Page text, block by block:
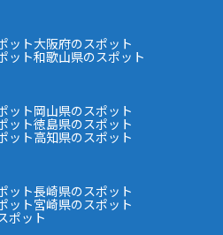
ット大阪府のスポット
ット和歌山県のスポット
ット岡山県のスポット
ット徳島県のスポット
ット高知県のスポット
ット長崎県のスポット
ット宮崎県のスポット
ポット